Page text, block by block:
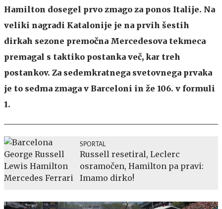
Hamilton dosegel prvo zmago za ponos Italije. Na
veliki nagradi Katalonije je na prvih šestih
dirkah sezone premočna Mercedesova tekmeca
premagal s taktiko postanka več, kar treh
postankov. Za sedemkratnega svetovnega prvaka
je to sedma zmaga v Barceloni in že 106. v formuli
1.
SPORTAL
Russell resetiral, Leclerc
osramočen, Hamilton pa pravi:
Imamo dirko!